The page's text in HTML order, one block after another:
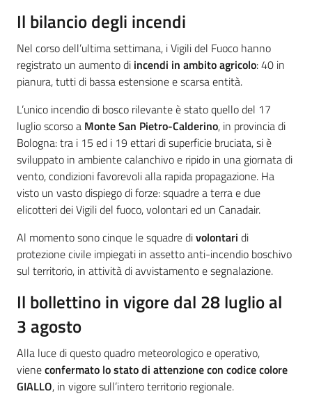
Il bilancio degli incendi
Nel corso dell’ultima settimana, i Vigili del Fuoco hanno
registrato un aumento di incendi in ambito agricolo: 40 in
pianura, tutti di bassa estensione e scarsa entità.
L’unico incendio di bosco rilevante è stato quello del 17
luglio scorso a Monte San Pietro-Calderino, in provincia di
Bologna: tra i 15 ed i 19 ettari di superficie bruciata, si è
sviluppato in ambiente calanchivo e ripido in una giornata di
vento, condizioni favorevoli alla rapida propagazione. Ha
visto un vasto dispiego di forze: squadre a terra e due
elicotteri dei Vigili del fuoco, volontari ed un Canadair.
Al momento sono cinque le squadre divolontari di
protezione civile impiegati in assetto anti-incendio boschivo
sul territorio, in attività di avvistamento e segnalazione.
Il bollettino in vigore dal 28 luglio al
3 agosto
Alla luce di questo quadro meteorologico e operativo,
vieneconfermato lo stato di attenzione con codice colore
GIALLO, in vigore sull’intero territorio regionale.